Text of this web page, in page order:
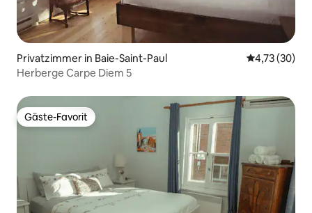
Privatzimmer in Baie-Saint-Paul
4,73 (30)
Herberge Carpe Diem 5
Gäste-Favorit
Gäste-Favorit